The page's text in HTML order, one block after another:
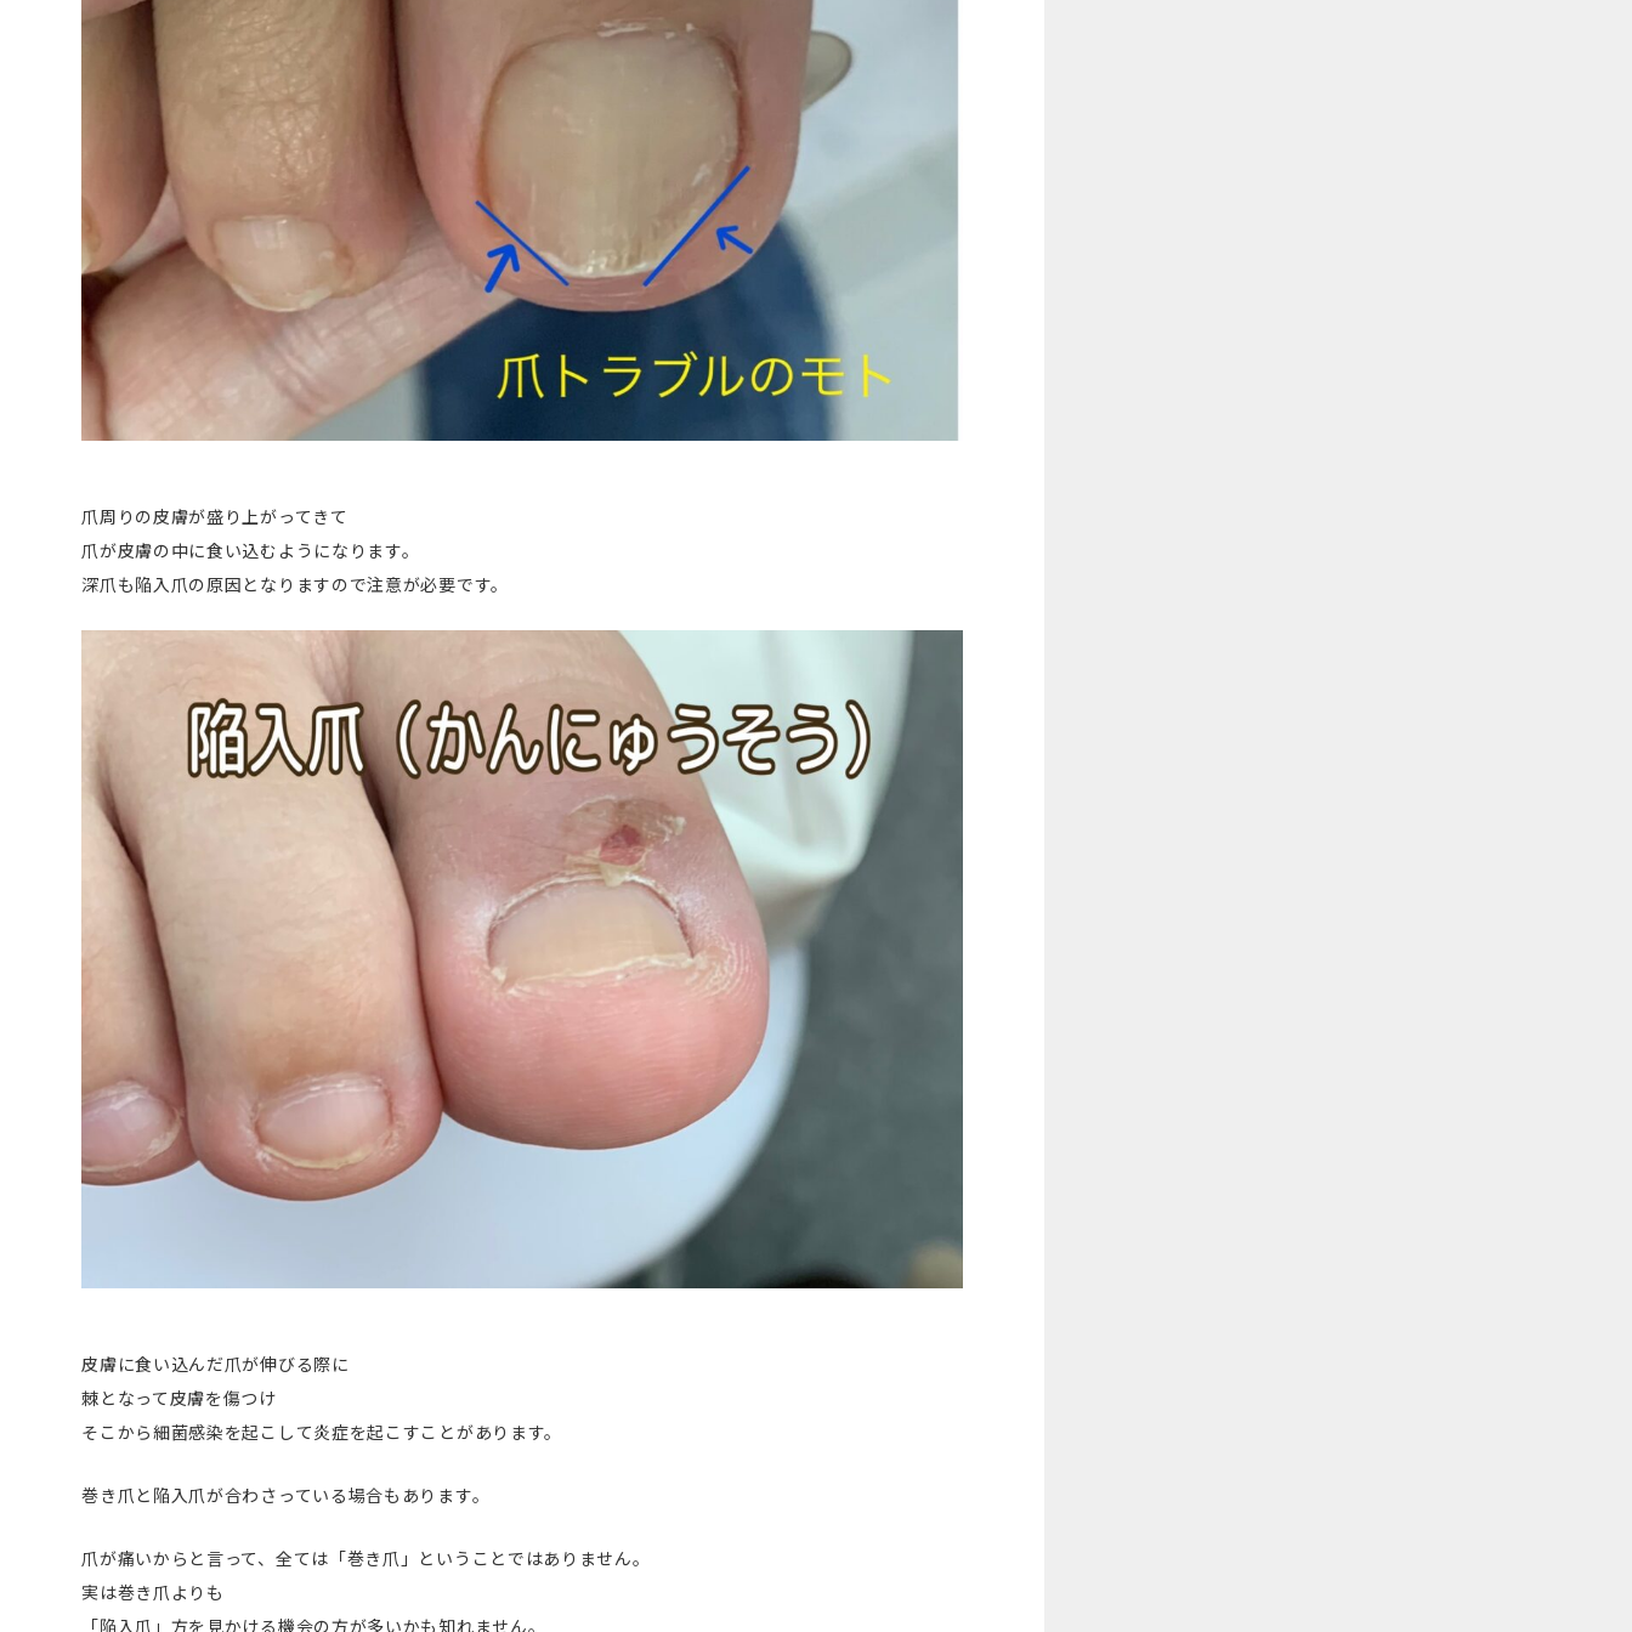
爪周りの皮膚が盛り上がってきて
爪が皮膚の中に食い込むようになります。
深爪も陥入爪の原因となりますので注意が必要です。
皮膚に食い込んだ爪が伸びる際に
棘となって皮膚を傷つけ
そこから細菌感染を起こして炎症を起こすことがあります。
巻き爪と陥入爪が合わさっている場合もあります。
爪が痛いからと言って、全ては「巻き爪」ということではありません。
実は巻き爪よりも
「陥入爪」方を見かける機会の方が多いかも知れません。